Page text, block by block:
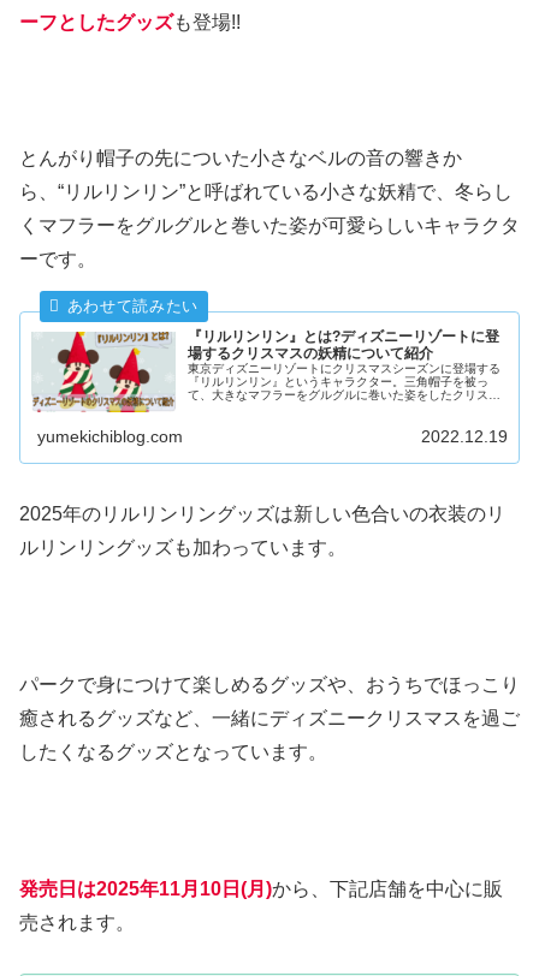
ーフとしたグッズも登場!!
とんがり帽子の先についた小さなベルの音の響きか
ら、“リルリンリン”と呼ばれている小さな妖精で、冬らし
くマフラーをグルグルと巻いた姿が可愛らしいキャラクタ
ーです。
『リルリンリン』とは?ディズニーリゾートに登
場するクリスマスの妖精について紹介
東京ディズニーリゾートにクリスマスシーズンに登場する
『リルリンリン』というキャラクター。三角帽子を被っ
て、大きなマフラーをグルグルに巻いた姿をしたクリスマ
yumekichiblog.com 2022.12.19
2025年のリルリンリングッズは新しい色合いの衣装のリ
ルリンリングッズも加わっています。
パークで身につけて楽しめるグッズや、おうちでほっこり
癒されるグッズなど、一緒にディズニークリスマスを過ご
したくなるグッズとなっています。
発売日は2025年11月10日(月)から、下記店舗を中心に販
売されます。